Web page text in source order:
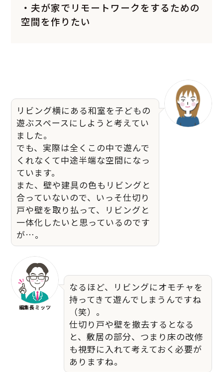
・夫が家でリモートワークをするための
空間を作りたい
リビング横にある和室を子どもの
遊ぶスペースにしようと考えてい
ました。
でも、実際は全くこの中で遊んで
くれなくて中途半端な空間になっ
ています。
また、壁や建具の色もリビングと
合っていないので、いっそ仕切り
戸や壁を取り払って、リビングと
一体化したいと思っているのです
が…。
編集長ミッツ
なるほど、リビングにオモチャを
持ってきて遊んでしまうんですね
（笑）。
仕切り戸や壁を撤去するとなる
と、敷居の部分、つまり床の改修
も視野に入れて考えておく必要が
ありますね。